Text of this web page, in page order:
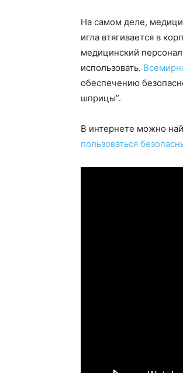
На самом деле,
игла втягивается в
медицинский
использовать.
обеспечению
шприцы”.
В интернете можно
пользоваться